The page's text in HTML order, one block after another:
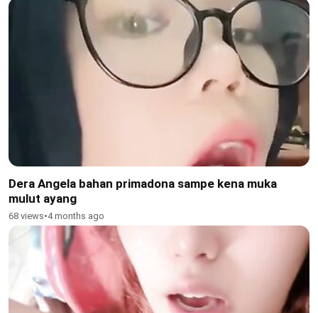
Dera Angela bahan primadona sampe kena muka
mulut ayang
68 views•4 months ago